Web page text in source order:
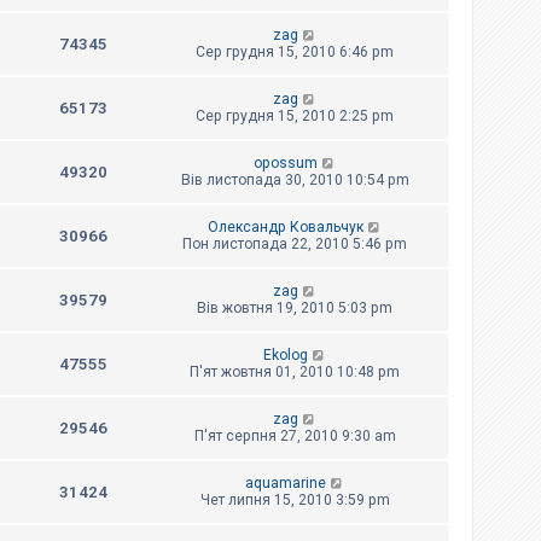
74345
zag
Сер грудня 15, 2010 6:46 pm
65173
zag
Сер грудня 15, 2010 2:25 pm
49320
opossum
Вів листопада 30, 2010 10:54 pm
30966
Олександр Ковальчук
Пон листопада 22, 2010 5:46 pm
39579
zag
Вів жовтня 19, 2010 5:03 pm
47555
Ekolog
П'ят жовтня 01, 2010 10:48 pm
29546
zag
П'ят серпня 27, 2010 9:30 am
31424
aquamarine
Чет липня 15, 2010 3:59 pm